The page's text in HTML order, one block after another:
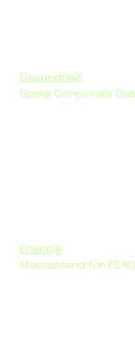
Gesundheit
Spexa Corporate
Energie
Messestand für FEAG